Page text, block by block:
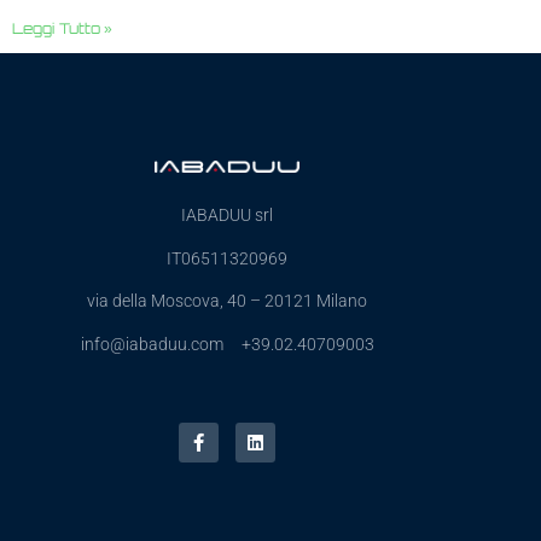
Leggi Tutto »
IABADUU srl
IT06511320969
via della Moscova, 40 – 20121 Milano
info@iabaduu.com +39.02.40709003